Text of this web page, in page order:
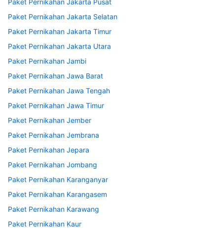
Paket Pernikahan Jakarta Pusat
Paket Pernikahan Jakarta Selatan
Paket Pernikahan Jakarta Timur
Paket Pernikahan Jakarta Utara
Paket Pernikahan Jambi
Paket Pernikahan Jawa Barat
Paket Pernikahan Jawa Tengah
Paket Pernikahan Jawa Timur
Paket Pernikahan Jember
Paket Pernikahan Jembrana
Paket Pernikahan Jepara
Paket Pernikahan Jombang
Paket Pernikahan Karanganyar
Paket Pernikahan Karangasem
Paket Pernikahan Karawang
Paket Pernikahan Kaur